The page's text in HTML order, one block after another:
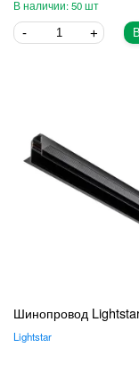
50
Шинопровод
Lightstar